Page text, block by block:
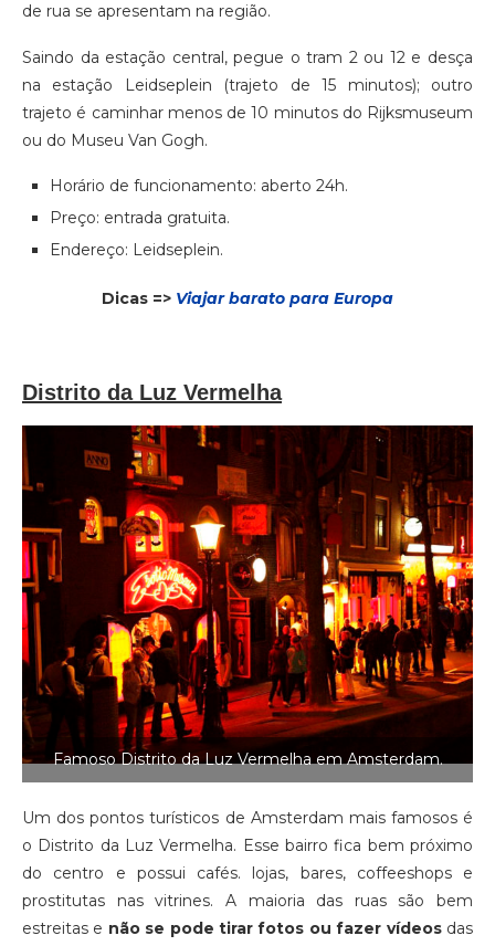
de rua se apresentam na região.
Saindo da estação central, pegue o tram 2 ou 12 e desça
na estação Leidseplein (trajeto de 15 minutos); outro
trajeto é caminhar menos de 10 minutos do Rijksmuseum
ou do Museu Van Gogh.
Horário de funcionamento: aberto 24h.
Preço: entrada gratuita.
Endereço: Leidseplein.
Dicas => Viajar barato para Europa
Distrito da Luz Vermelha
Famoso Distrito da Luz Vermelha em Amsterdam.
Um dos pontos turísticos de Amsterdam mais famosos é
o Distrito da Luz Vermelha. Esse bairro fica bem próximo
do centro e possui cafés. lojas, bares, coffeeshops e
prostitutas nas vitrines. A maioria das ruas são bem
estreitas e não se pode tirar fotos ou fazer vídeosdas